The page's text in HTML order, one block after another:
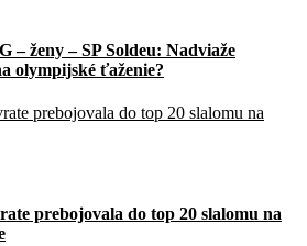
– ženy – SP Soldeu: Nadviaže
olympijské ťaženie?
prebojovala do top 20 slalomu na